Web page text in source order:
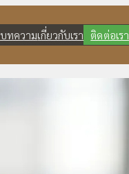
บทความเกี่ยวกับเรา ติดต่อเรา